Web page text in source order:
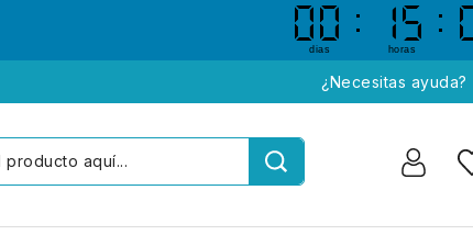
00
00
dias
15
15
horas
¿Necesitas ayuda?